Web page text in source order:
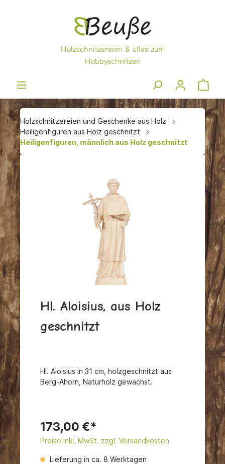
Holzschnitzereien und Geschenke aus Holz
Heiligenfiguren aus Holz geschnitzt
Heiligenfiguren, männlich aus Holz geschnitzt
Hl. Aloisius, aus Holz
geschnitzt
Hl. Aloisius in 31 cm, holzgeschnitzt aus
Berg-Ahorn, Naturholz gewachst.
173,00 €*
Preise inkl. MwSt. zzgl. Versandkosten
Lieferung in ca. 8 Werktagen